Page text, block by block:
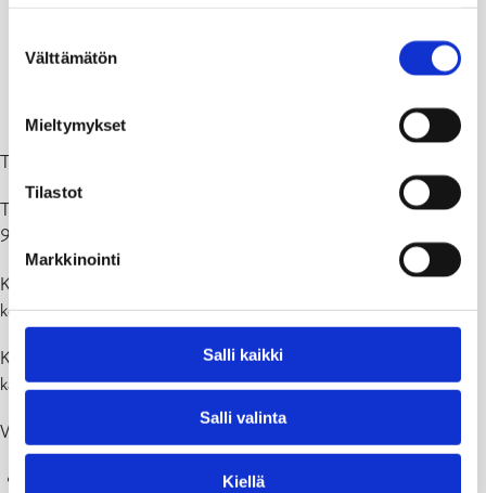
valinta
Välttämätön
Mieltymykset
Tilastot
Markkinointi
Salli kaikki
Salli valinta
Kiellä
Talousarvio on 2,95 miljoonaa euroa alijäämäinen.
Tuloveroprosentti pysyy samalla tasolla, kuin tänä vuonna ja on siis
9,3 prosenttia myös vuonna 2025.
Kaupungin tuotoista noin 62 % tulee verotuloista. Verotulojen
kehitys jatkuu hyvänä.
Kustannuspuolella henkilöstökulut ovat suurin kuluerä ja noin 55 %
kaikista kaupungin kuluista.
Vuoden 2025 strategiset kärjet ovat
Talouden tasapainottamisohjelma